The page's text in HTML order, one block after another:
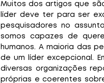
Muitos dos artigos que
líder deve ter para ser
pesquisadores no
somos capazes de
humanos. A maioria das
de um líder excepcional.
diversas organizações
próprias e coerentes